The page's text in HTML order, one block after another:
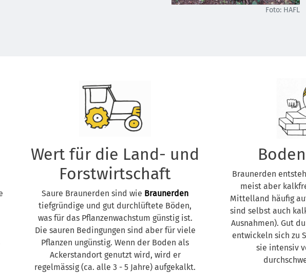
Foto: HAFL
Wert für die Land- und
Forstwirtschaft
Saure Braunerden sind wie Braunerden
tiefgründige und gut durchlüftete Böden,
was für das Pflanzenwachstum günstig ist.
Die sauren Bedingungen sind aber für viele
Pflanzen ungünstig. Wenn der Boden als
Ackerstandort genutzt wird, wird er
regelmässig (ca. alle 3 - 5 Jahre) aufgekalkt.
Braunerden
meist aber
Mittelland häufig
sind selbst auch
Ausnahmen). Gut
entwickeln sich zu
sie intensiv